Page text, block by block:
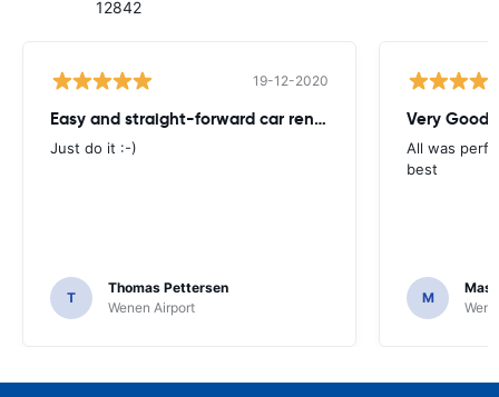
12842
19-12-2020
Easy and straight-forward car rental
Just do it :-)
T
Thomas Pettersen
Wenen Airport
Very Good
All was
best
M